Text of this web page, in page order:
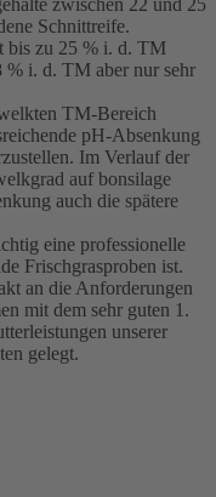
zwischen 22 und 25
Schnittreife.
bis zu 25 % i. d. TM
% i. d. TM aber nur sehr
TM-Bereich
pH-Absenkung
Im Verlauf der
auf bonsilage
auch die spätere
eine professionelle
Frischgrasproben ist.
an die Anforderungen
mit dem sehr guten 1.
unserer
gelegt.